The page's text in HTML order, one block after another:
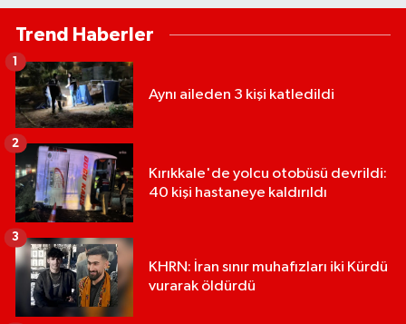
Trend Haberler
Aynı aileden 3 kişi katledildi
1
Kırıkkale'de yolcu otobüsü devrildi:
40 kişi hastaneye kaldırıldı
2
KHRN: İran sınır muhafızları iki Kürdü
vurarak öldürdü
3